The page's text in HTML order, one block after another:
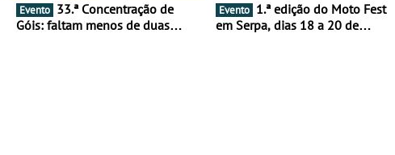
Evento
Góis: faltam menos de duas
Evento
em Serpa, dias 18 a 20 de